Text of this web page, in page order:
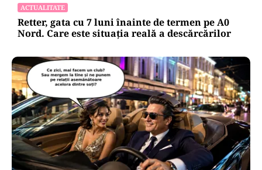
ACTUALITATE
Retter, gata cu 7 luni înainte de termen pe A0
Nord. Care este situația reală a descărcărilor